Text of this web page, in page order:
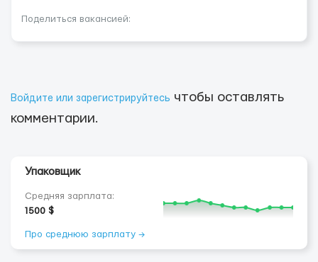
Поделиться вакансией:
Войдите или зарегистрируйтесь чтобы оставлять
комментарии.
Упаковщик
Средняя зарплата:
1500 $
Про среднюю зарплату →